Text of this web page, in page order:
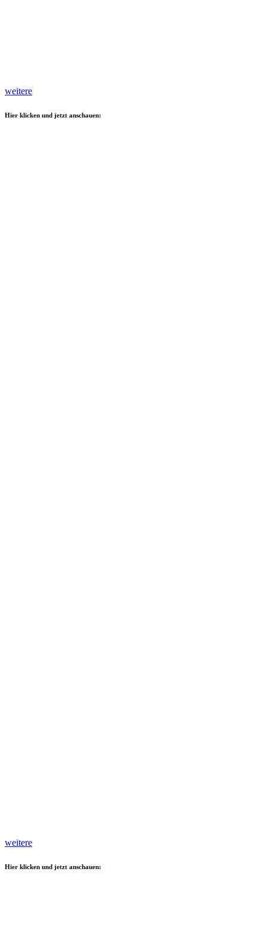
weitere
Hier klicken und jetzt anschauen:
weitere
Hier klicken und jetzt anschauen: